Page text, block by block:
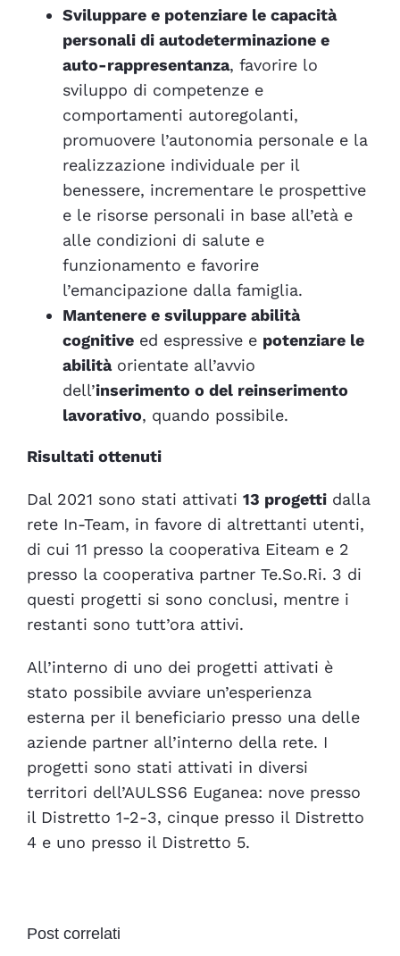
Sviluppare e potenziare le capacità
personali di autodeterminazione e
auto-rappresentanza, favorire lo
sviluppo di competenze e
comportamenti autoregolanti,
promuovere l’autonomia personale e la
realizzazione individuale per il
benessere, incrementare le prospettive
e le risorse personali in base all’età e
alle condizioni di salute e
funzionamento e favorire
l’emancipazione dalla famiglia.
Mantenere e sviluppare abilità
cognitiveed espressive e potenziare le
abilitàorientate all’avvio
dell’inserimento o del reinserimento
lavorativo, quando possibile.
Risultati ottenuti
Dal 2021 sono stati attivati 13 progettidalla
rete In-Team, in favore di altrettanti utenti,
di cui 11 presso la cooperativa Eiteam e 2
presso la cooperativa partner Te.So.Ri. 3 di
questi progetti si sono conclusi, mentre i
restanti sono tutt’ora attivi.
All’interno di uno dei progetti attivati è
stato possibile avviare un’esperienza
esterna per il beneficiario presso una delle
aziende partner all’interno della rete. I
progetti sono stati attivati in diversi
territori dell’AULSS6 Euganea: nove presso
il Distretto 1-2-3, cinque presso il Distretto
4 e uno presso il Distretto 5.
Post correlati